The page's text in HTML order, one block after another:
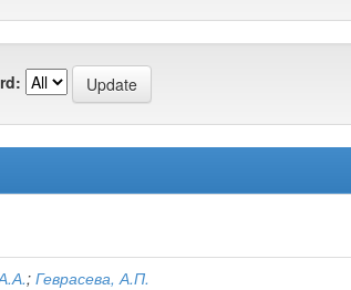
; Геврасева, А.П.